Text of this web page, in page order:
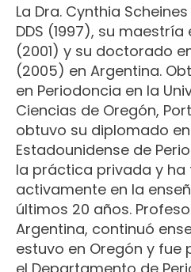
La Dra. Cynthia
DDS (1997), su
(2001) y su doctorado
(2005) en Argentina.
en Periodoncia en la
Ciencias de Oregón,
obtuvo su diplomado
Estadounidense de
la práctica privada y
activamente en la
últimos 20 años.
Argentina, continuó
estuvo en Oregón y fue